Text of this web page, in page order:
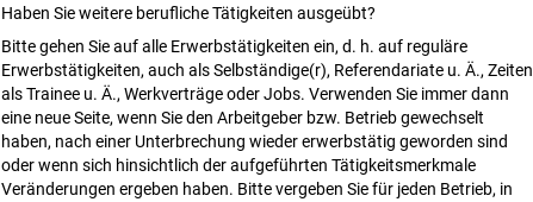
Haben Sie weitere berufliche Tätigkeiten ausgeübt?
Bitte gehen Sie auf alle Erwerbstätigkeiten ein, d. h. auf reguläre
Erwerbstätigkeiten, auch als Selbständige(r), Referendariate u. Ä., Zeiten
als Trainee u. Ä., Werkverträge oder Jobs. Verwenden Sie immer dann
eine neue Seite, wenn Sie den Arbeitgeber bzw. Betrieb gewechselt
haben, nach einer Unterbrechung wieder erwerbstätig geworden sind
oder wenn sich hinsichtlich der aufgeführten Tätigkeitsmerkmale
Veränderungen ergeben haben. Bitte vergeben Sie für jeden Betrieb, in